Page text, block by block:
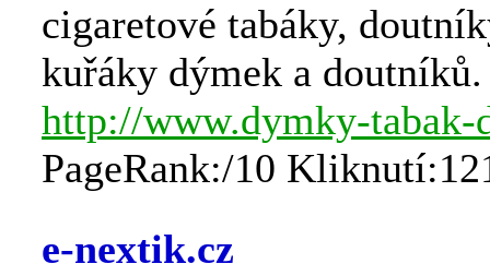
cigaretové tabáky,
kuřáky dýmek a doutníků.
http://www.dymky-tabak-
PageRank:/10
e-nextik.cz